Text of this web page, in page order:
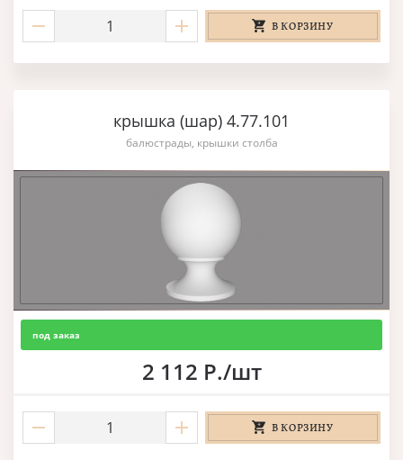
В КОРЗИНУ
крышка (шар) 4.77.101
балюстрады, крышки столба
под заказ
2 112 Р./шт
В КОРЗИНУ